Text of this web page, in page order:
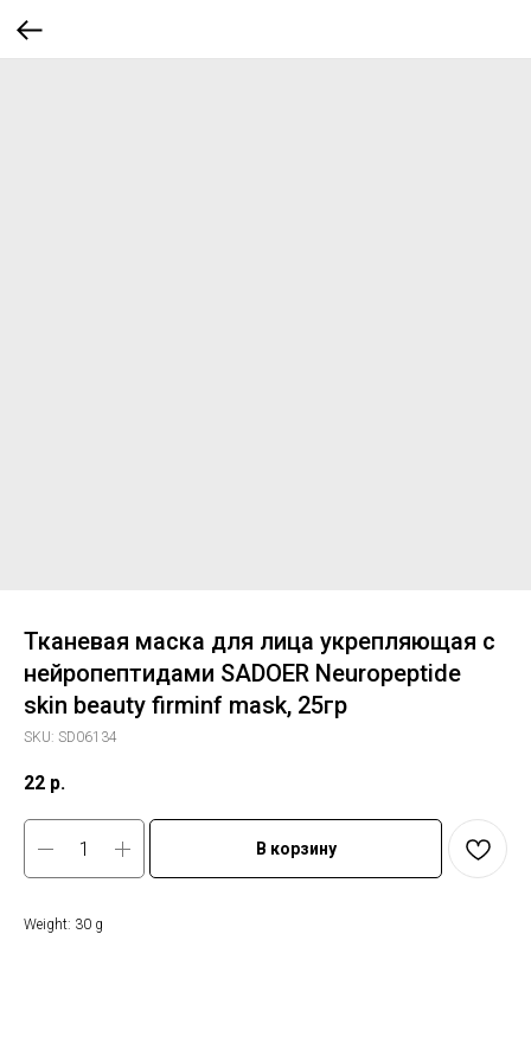
Тканевая маска для лица укрепляющая с
нейропептидами SADOER Neuropeptide
skin beauty firminf mask, 25гр
SKU: SD06134
22 р.
В корзину
Weight: 30 g